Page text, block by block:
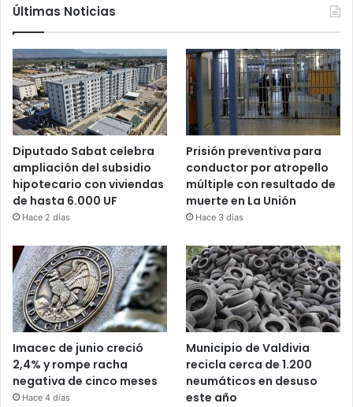
Últimas Noticias
Diputado Sabat celebra
ampliación del subsidio
hipotecario con viviendas
de hasta 6.000 UF
Hace 2 días
Prisión preventiva para
conductor por atropello
múltiple con resultado de
muerte en La Unión
Hace 3 días
Imacec de junio creció
2,4% y rompe racha
negativa de cinco meses
Hace 4 días
Municipio de Valdivia
recicla cerca de 1.200
neumáticos en desuso
este año